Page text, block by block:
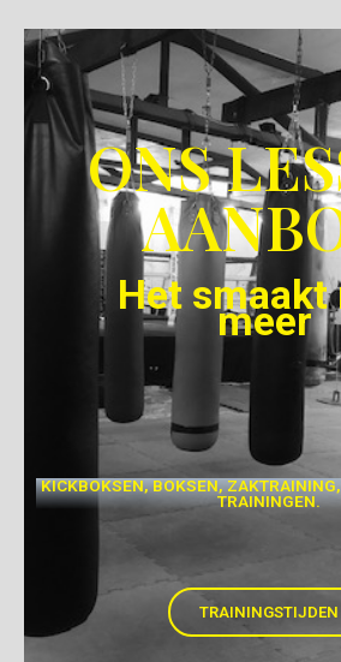
ONS
Het smaakt
meer
KICKBOKSEN, BOKSEN,
TRAININGEN.
TRAININGSTIJDEN